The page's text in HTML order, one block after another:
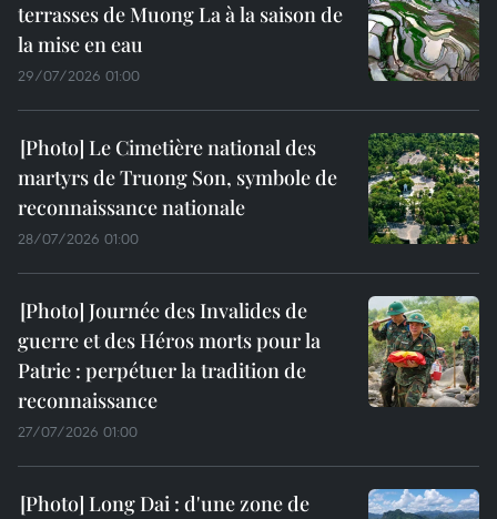
terrasses de Muong La à la saison de
la mise en eau
29/07/2026 01:00
Le Cimetière national des
martyrs de Truong Son, symbole de
reconnaissance nationale
28/07/2026 01:00
Journée des Invalides de
guerre et des Héros morts pour la
Patrie : perpétuer la tradition de
reconnaissance
27/07/2026 01:00
Long Dai : d'une zone de